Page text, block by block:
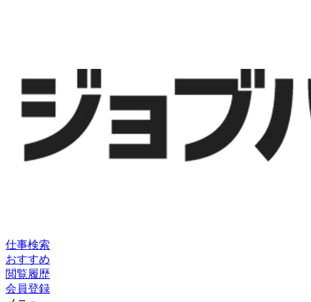
仕事検索
おすすめ
閲覧履歴
会員登録